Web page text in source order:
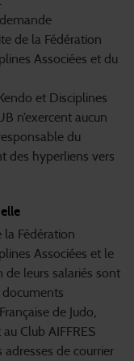
de la Fédération
Associées et du
et Disciplines
n’exercent aucun
du
des hyperliens vers
la Fédération
Associées et le
de leurs salariés sont
documents
de Judo,
Club AIFFRES
adresses de courrier